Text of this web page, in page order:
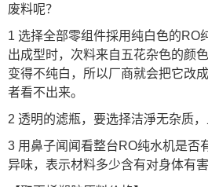
废料呢？
1 选择全部零组件採用纯白色的RO
出成型时，次料来自五花杂色的颜
变得不纯白，所以厂商就会把它改
者看不出来。
2 透明的滤瓶，要选择洁淨无杂质，
3 用鼻子闻闻看整台RO纯水机是否
异味，表示材料多少含有对身体有害